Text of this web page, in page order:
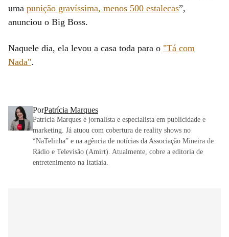
uma punição gravíssima, menos 500 estalecas”,
anunciou o Big Boss.
Naquele dia, ela levou a casa toda para o "Tá com
Nada".
PorPatrícia Marques
Patrícia Marques é jornalista e especialista em publicidade e
marketing. Já atuou com cobertura de reality shows no
‶NaTelinha” e na agência de notícias da Associação Mineira de
Rádio e Televisão (Amirt). Atualmente, cobre a editoria de
entretenimento na Itatiaia.